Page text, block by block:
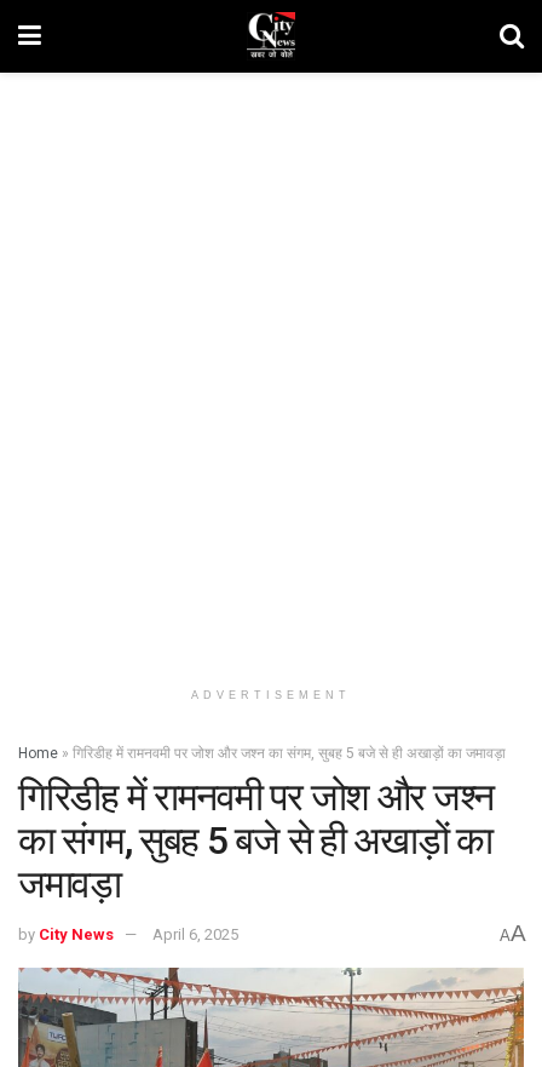
ADVERTISEMENT
Home » गिरिडीह में रामनवमी पर जोश और जश्न का संगम, सुबह 5 बजे से ही अखाड़ों का जमावड़ा
गिरिडीह में रामनवमी पर जोश और जश्न
का संगम, सुबह 5 बजे से ही अखाड़ों का
जमावड़ा
by City News April 6, 2025 AA